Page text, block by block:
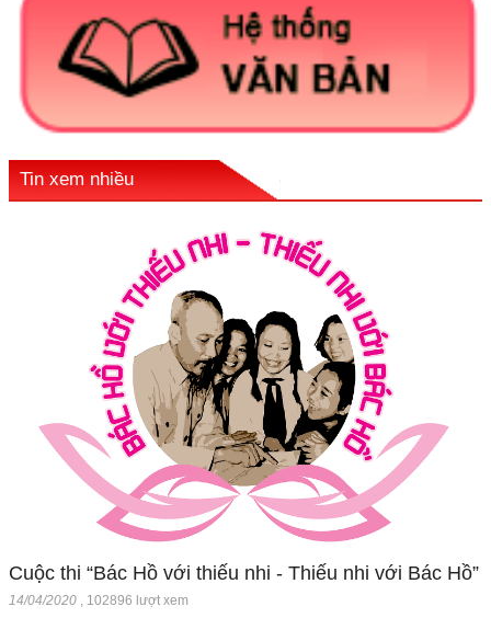
Tin xem nhiều
Cuộc thi “Bác Hồ với thiếu nhi - Thiếu nhi với Bác Hồ”
14/04/2020 102896 lượt xem